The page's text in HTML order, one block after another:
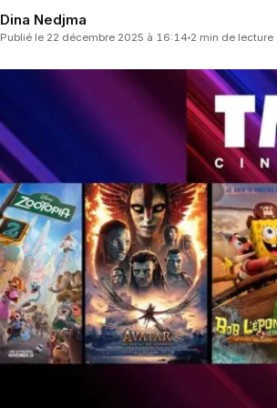
Dina Nedjma
Publié le 22 décembre 2025 à 16:14 2 min de lecture